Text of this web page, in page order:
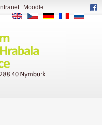
Intranet|
Moodle
EN
CS DE FR RU